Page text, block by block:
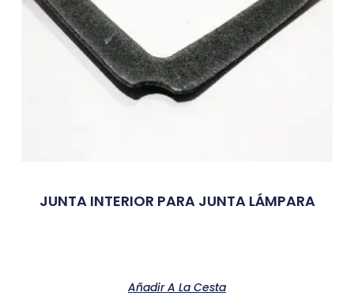
JUNTA INTERIOR PARA JUNTA LÁMPARA
Añadir A La Cesta